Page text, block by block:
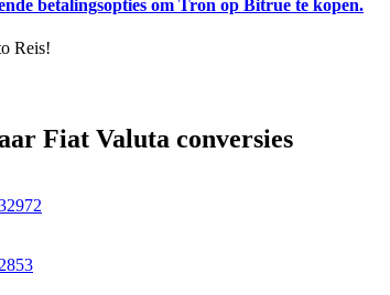
kunt blijven
betalingsopties om Tron op Bitrue te kopen.
Reis!
Fiat Valuta conversies